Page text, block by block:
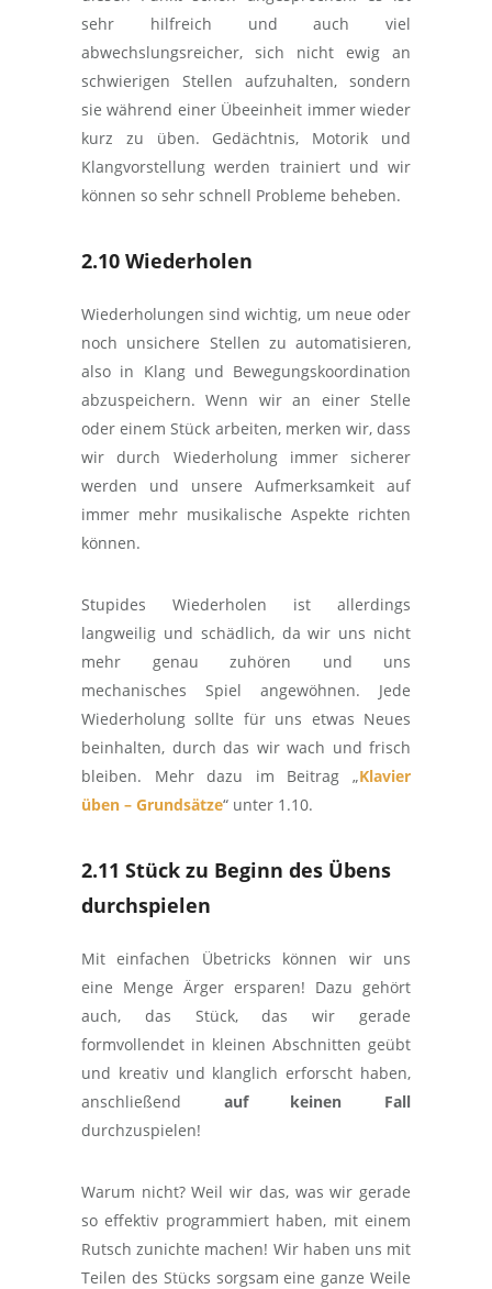
sehr hilfreich und auch viel
abwechslungsreicher, sich nicht ewig an
schwierigen Stellen aufzuhalten, sondern
sie während einer Übeeinheit immer wieder
kurz zu üben. Gedächtnis, Motorik und
Klangvorstellung werden trainiert und wir
können so sehr schnell Probleme beheben.
2.10 Wiederholen
Wiederholungen sind wichtig, um neue oder
noch unsichere Stellen zu automatisieren,
also in Klang und Bewegungskoordination
abzuspeichern. Wenn wir an einer Stelle
oder einem Stück arbeiten, merken wir, dass
wir durch Wiederholung immer sicherer
werden und unsere Aufmerksamkeit auf
immer mehr musikalische Aspekte richten
können.
Stupides Wiederholen ist allerdings
langweilig und schädlich, da wir uns nicht
mehr genau zuhören und uns
mechanisches Spiel angewöhnen. Jede
Wiederholung sollte für uns etwas Neues
beinhalten, durch das wir wach und frisch
bleiben. Mehr dazu im Beitrag „Klavier
üben – Grundsätze“ unter 1.10.
2.11 Stück zu Beginn des Übens
durchspielen
Mit einfachen Übetricks können wir uns
eine Menge Ärger ersparen! Dazu gehört
auch, das Stück, das wir gerade
formvollendet in kleinen Abschnitten geübt
und kreativ und klanglich erforscht haben,
anschließend auf keinen Fall
durchzuspielen!
Warum nicht? Weil wir das, was wir gerade
so effektiv programmiert haben, mit einem
Rutsch zunichte machen! Wir haben uns mit
Teilen des Stücks sorgsam eine ganze Weile